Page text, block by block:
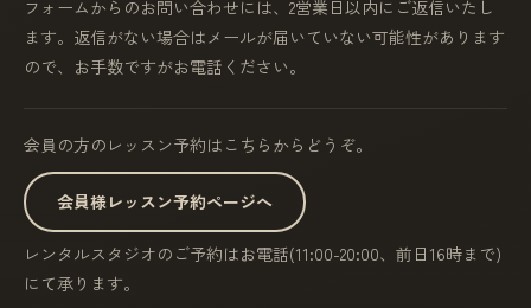
フォームからのお問い合わせには、2営業日以内にご返信いたし
ます。返信がない場合はメールが届いていない可能性があります
ので、お手数ですがお電話ください。
会員の方のレッスン予約はこちらからどうぞ。
会員様レッスン予約ページへ
レンタルスタジオのご予約はお電話(11:00-20:00、前日16時まで)
にて承ります。